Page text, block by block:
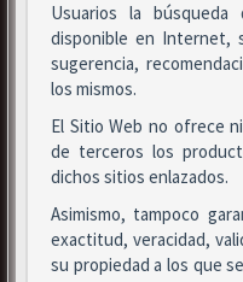
Usuarios la
disponible en Internet,
sugerencia,
los mismos.
El Sitio Web no ofrece
de terceros los
dichos sitios enlazados.
Asimismo, tampoco
exactitud, veracidad,
su propiedad a los que